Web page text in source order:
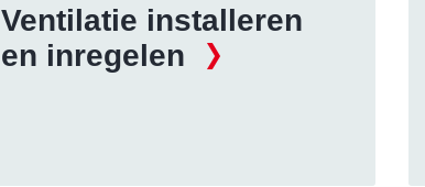
Ventilatie installeren
en inregelen